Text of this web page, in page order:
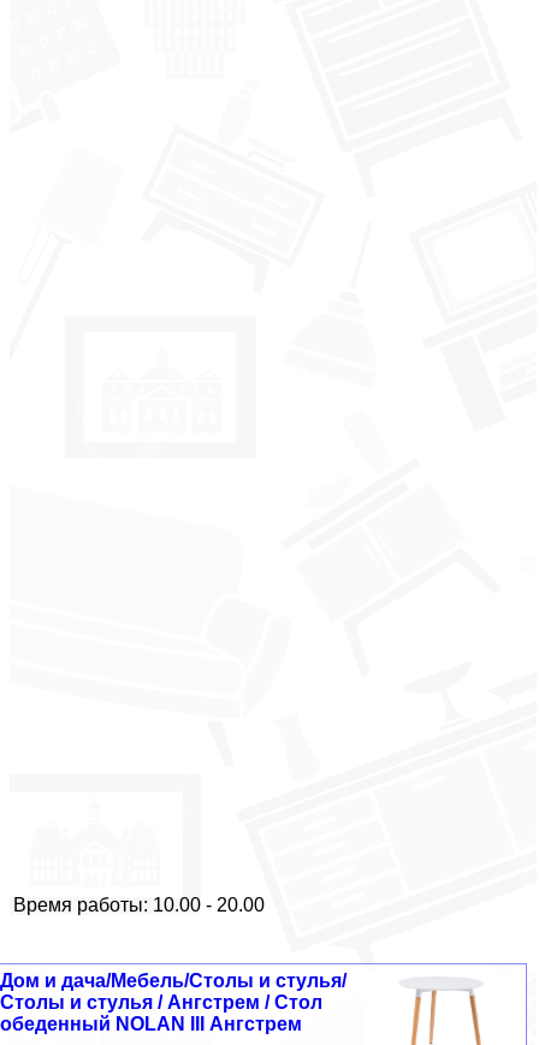
Время работы: 10.00 - 20.00
Дом и дача/Мебель/Столы и стулья/
Столы и стулья / Ангстрем / Стол
обеденный NOLAN III Ангстрем